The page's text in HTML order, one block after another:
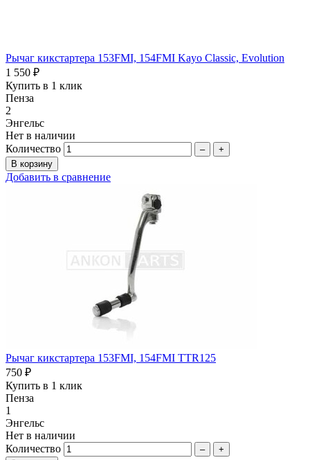
Рычаг кикстартера 153FMI, 154FMI Kayo Classic, Evolution
1 550 ₽
Купить в 1 клик
Пенза
2
Энгельс
Нет в наличии
Количество
– +
Добавить в сравнение
Рычаг кикстартера 153FMI, 154FMI TTR125
750 ₽
Купить в 1 клик
Пенза
1
Энгельс
Нет в наличии
Количество
– +